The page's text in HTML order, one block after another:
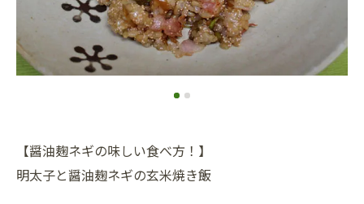
【醤油麹ネギの味しい食べ方！】
明太子と醤油麹ネギの玄米焼き飯